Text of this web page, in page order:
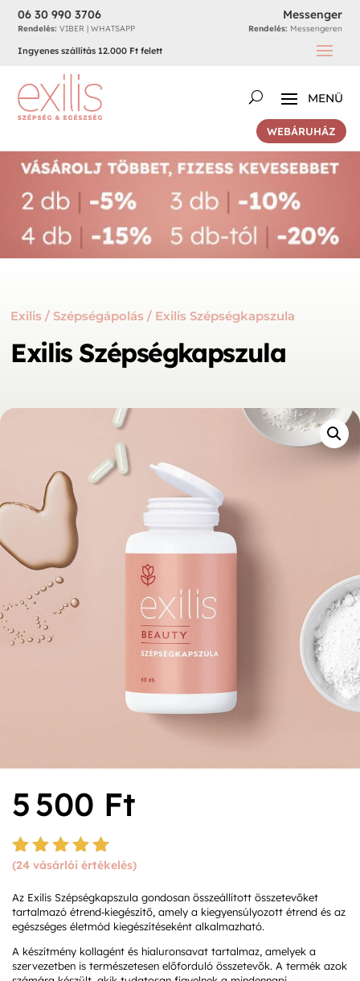
06 30 990 3706
Rendelés: VIBER | WHATSAPP
Messenger
Rendelés: Messengeren
Ingyenes szállítás 12.000 Ft felett
WEBÁRUHÁZ
Exilis /Szépségápolás / Exilis Szépségkapszula
Exilis Szépségkapszula
5 500 Ft
Értékelé
az 5-ből,
értékelés
alapján
(24 vásárlói értékelés)
Az Exilis Szépségkapszula gondosan összeállított összetevőket
tartalmazó étrend‑kiegészítő, amely a kiegyensúlyozott étrend és az
egészséges életmód kiegészítéseként alkalmazható.
A készítmény kollagént és hialuronsavat tartalmaz, amelyek a
szervezetben is természetesen előforduló összetevők. A termék azok